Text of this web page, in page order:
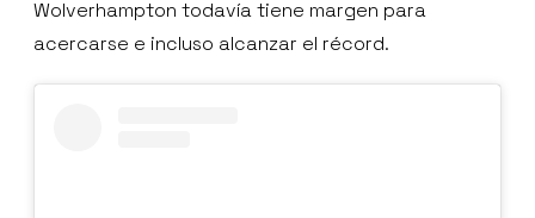
Wolverhampton todavía tiene margen para
acercarse e incluso alcanzar el récord.